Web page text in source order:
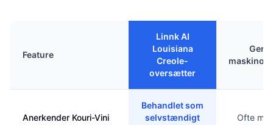
Feature
Linnk AI
Louisiana
Creole-
oversætter
Anerkender Kouri-Vini
Behandlet som
selvstændigt
Ofte